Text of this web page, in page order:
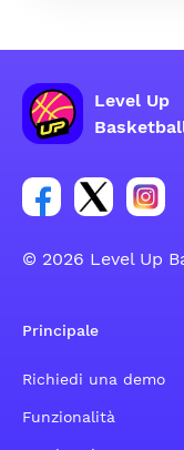
Level Up
Link per il gruppo
Link per il
Link
© 2026 Level Up
Principale
Richiedi una demo
Funzionalità